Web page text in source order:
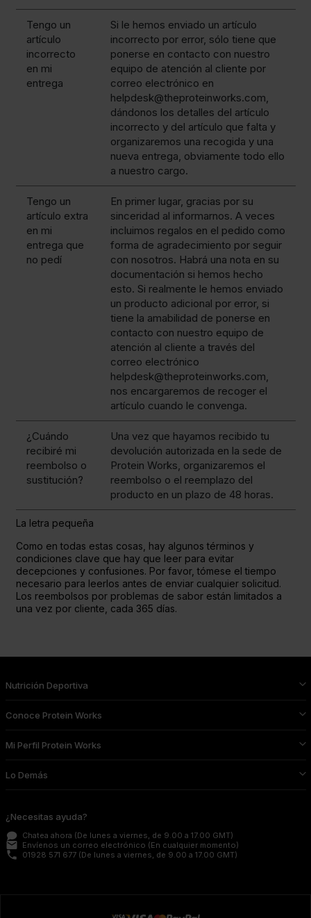
Tengo un
artículo
incorrecto
en mi
entrega
Si le hemos enviado un artículo
incorrecto por error, sólo tiene que
ponerse en contacto con nuestro
equipo de atención al cliente por
correo electrónico en
helpdesk@theproteinworks.com,
dándonos los detalles del artículo
incorrecto y del artículo que falta y
organizaremos una recogida y una
nueva entrega, obviamente todo ello
a nuestro cargo.
Tengo un
artículo extra
en mi
entrega que
no pedí
En primer lugar, gracias por su
sinceridad al informarnos. A veces
incluimos regalos en el pedido como
forma de agradecimiento por seguir
con nosotros. Habrá una nota en su
documentación si hemos hecho
esto. Si realmente le hemos enviado
un producto adicional por error, si
tiene la amabilidad de ponerse en
contacto con nuestro equipo de
atención al cliente a través del
correo electrónico
helpdesk@theproteinworks.com,
nos encargaremos de recoger el
artículo cuando le convenga.
¿Cuándo
recibiré mi
reembolso o
sustitución?
Una vez que hayamos recibido tu
devolución autorizada en la sede de
Protein Works, organizaremos el
reembolso o el reemplazo del
producto en un plazo de 48 horas.
La letra pequeña
Como en todas estas cosas, hay algunos términos y
condiciones clave que hay que leer para evitar
decepciones y confusiones. Por favor, tómese el tiempo
necesario para leerlos antes de enviar cualquier solicitud.
Los reembolsos por problemas de sabor están limitados a
una vez por cliente, cada 365 días.
Nutrición Deportiva
Conoce Protein Works
Mi Perfil Protein Works
Lo Demás
¿Necesitas ayuda?
Chatea ahora (De lunes a viernes, de 9.00 a 17.00 GMT)
email Envíenos un correo electrónico (En cualquier momento)
phone 01928 571 677 (De lunes a viernes, de 9.00 a 17.00 GMT)